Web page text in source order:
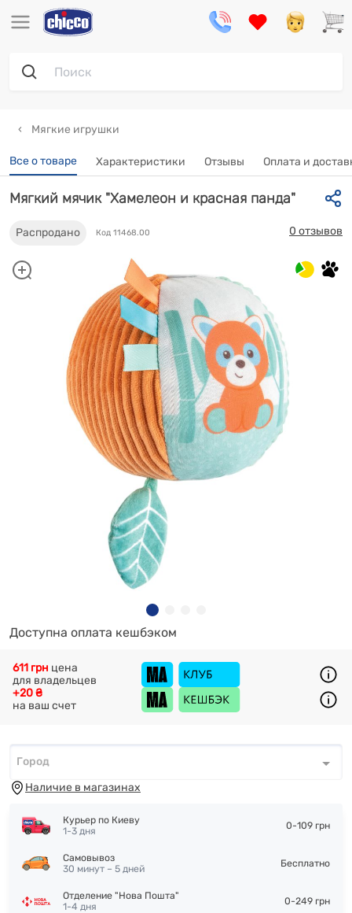
Мягкие игрушки
Все о товаре Характеристики Отзывы Оплата и
Мягкий мячик "Хамелеон и красная панда"
Распродано Код 11468.00 0 отзывов
Доступна оплата кешбэком
+20 ₴
на ваш счет
611 грн цена
для владельцев
Город*
Город
Наличие в магазинах
Курьер по Киеву
1-3 дня
0-109 грн
Самовывоз
30 минут – 5 дней
Бесплатно
Отделение "Нова Пошта"
1-4 дня
0-249 грн